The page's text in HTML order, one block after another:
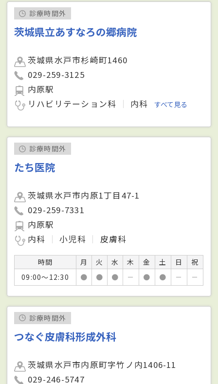
診療時間外
茨城県立あすなろの郷病院
茨城県水戸市杉崎町1460
029-259-3125
内原駅
リハビリテーション科
内科 すべて見る
診療時間外
たち医院
茨城県水戸市内原1丁目47-1
029-259-7331
内原駅
内科
小児科 皮膚科
時間 月 火 水 木 金 土 日
祝
09:00～12:30
● ● ● － ● ● － －
診療時間外
つなぐ皮膚科形成外科
茨城県水戸市内原町字竹ノ内1406-11
029-246-5747